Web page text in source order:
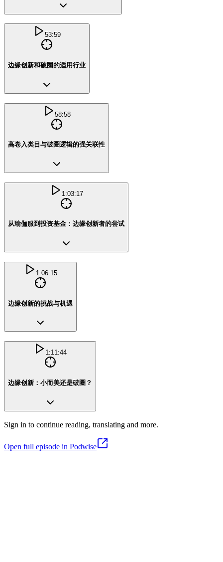
53:59
边缘创新和破圈的适用行业
58:58
高卷入类目与破圈逻辑的强关联性
1:03:17
从瑜伽服到投资基金：边缘创新者的尝试
1:06:15
边缘创新的挑战与机遇
1:11:44
边缘创新：小而美还是破圈？
Sign in to continue reading, translating and more.
Open full episode in Podwise